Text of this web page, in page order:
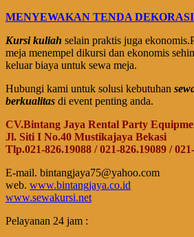
MENYEWAKAN TENDA DEKORASI
Kursi kuliah selain praktis juga
meja menempel dikursi dan ekonomis
keluar biaya untuk sewa meja.
Hubungi kami untuk solusi kebutuhan
berkualitas di event penting anda.
CV.Bintang Jaya Rental Party
Jl. Siti I No.40 Mustikajaya Bekasi
Tlp.021-826.19088 / 021-826.19089 /
E-mail. bintangjaya75@yahoo.com
web. www.bintangjaya.co.id
www.sewakursi.net
Pelayanan 24 jam :